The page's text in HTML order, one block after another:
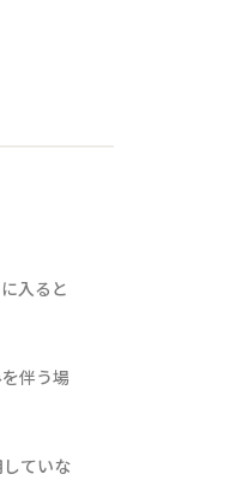
入ると
伴う場
ていな